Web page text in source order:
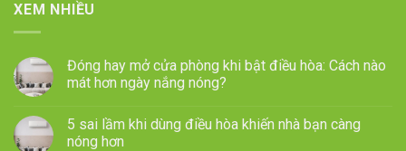
XEM NHIỀU
Đóng hay mở cửa phòng khi bật điều hòa: Cách nào
mát hơn ngày nắng nóng?
5 sai lầm khi dùng điều hòa khiến nhà bạn càng
nóng hơn